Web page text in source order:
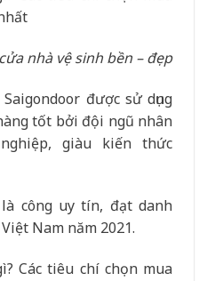
nhà vệ sinh bền – đẹp
được sử dụng
tốt bởi đội ngũ nhân
giàu kiến thức
công uy tín, đạt danh
Nam năm 2021.